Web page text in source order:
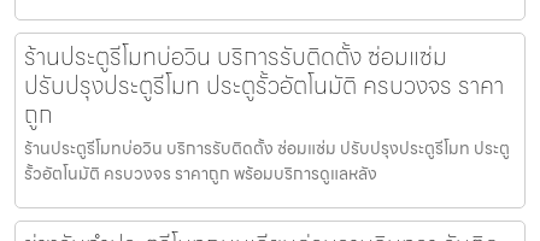
ร้านประตูรีโมทบ่อวิน บริการรับติดตั้ง ซ่อมแซ่ม
ปรับปรุงประตูรีโมท ประตูรั้วอัตโนมัติ ครบวงจร ราคา
ถูก
ร้านประตูรีโมทบ่อวิน บริการรับติดตั้ง ซ่อมแซ่ม ปรับปรุงประตูรีโมท ประตู
รั้วอัตโนมัติ ครบวงจร ราคาถูก พร้อมบริการดูแลหลัง